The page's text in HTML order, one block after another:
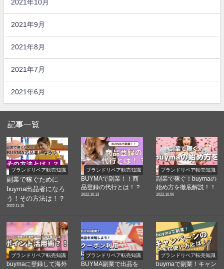
2021年10月
2021年9月
2021年8月
2021年7月
2021年6月
記事一覧
ブランドリペア転売知識
副業で稼ぐために
buyma出品者になろ
う！その方法は！？
2022.11.10
ブランドリペア転売知識
BUYMAで副業！！商
品登録の代行とは！？
2022.10.13
ブランドリペア転売知識
副業で稼ぐ！buymaの
始め方を徹底解説！！
2022.10.06
ブランドリペア転売知識
buymaに登録して海外
ブランドリペア転売知識
BUYMA副業で出品を
ブランドリペア転売知識
buymaで副業！キャン